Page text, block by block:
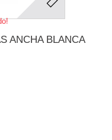
ANCHA BLANCA